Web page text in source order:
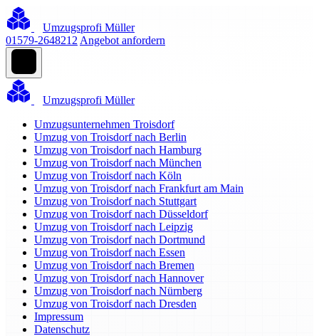
Umzugsprofi Müller
01579-2648212 Angebot anfordern
Umzugsprofi Müller
Umzugsunternehmen Troisdorf
Umzug von Troisdorf nach Berlin
Umzug von Troisdorf nach Hamburg
Umzug von Troisdorf nach München
Umzug von Troisdorf nach Köln
Umzug von Troisdorf nach Frankfurt am Main
Umzug von Troisdorf nach Stuttgart
Umzug von Troisdorf nach Düsseldorf
Umzug von Troisdorf nach Leipzig
Umzug von Troisdorf nach Dortmund
Umzug von Troisdorf nach Essen
Umzug von Troisdorf nach Bremen
Umzug von Troisdorf nach Hannover
Umzug von Troisdorf nach Nürnberg
Umzug von Troisdorf nach Dresden
Impressum
Datenschutz